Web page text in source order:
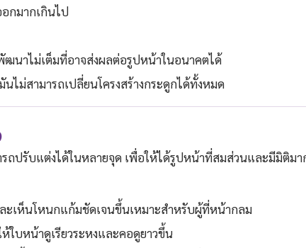
อกมากเกินไป
พัฒนาไม่เต็มที่อาจส่งผลต่อรูปหน้าในอนาคตได้
นไม่สามารถเปลี่ยนโครงสร้างกระดูกได้ทั้งหมด
ถปรับแต่งได้ในหลายจุด เพื่อให้ได้รูปหน้าที่สมส่วนและมีมิติม
ะเห็นโหนกแก้มชัดเจนขึ้นเหมาะสำหรับผู้ที่หน้ากลม
ใบหน้าดูเรียวระหงและคอดูยาวขึ้น